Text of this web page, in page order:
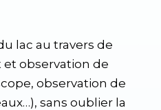
lac au travers de
observation de
observation de
sans oublier la